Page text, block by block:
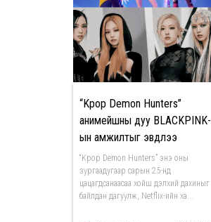
“Kpop Demon Hunters”
анимейшны дуу BLACKPINK-
ын амжилтыг эвдлээ
“Kpop Demon Hunters” энэ оны
зургаадугаар сарын 25-нд
цацагдсанаасаа хойш дэлхий дахиныг
байлдан дагуулж, Netflix-ийн ха...